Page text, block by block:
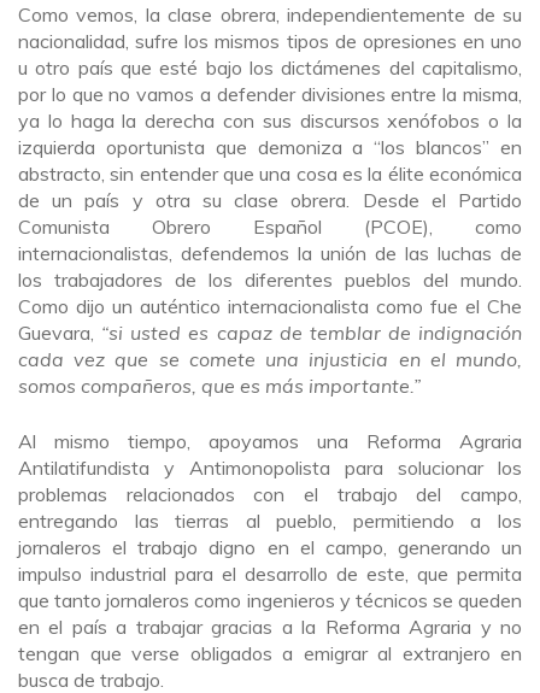
Como vemos, la clase obrera, independientemente de su
nacionalidad, sufre los mismos tipos de opresiones en uno
u otro país que esté bajo los dictámenes del capitalismo,
por lo que no vamos a defender divisiones entre la misma,
ya lo haga la derecha con sus discursos xenófobos o la
izquierda oportunista que demoniza a “los blancos” en
abstracto, sin entender que una cosa es la élite económica
de un país y otra su clase obrera. Desde el Partido
Comunista Obrero Español (PCOE), como
internacionalistas, defendemos la unión de las luchas de
los trabajadores de los diferentes pueblos del mundo.
Como dijo un auténtico internacionalista como fue el Che
Guevara, “si usted es capaz de temblar de indignación
cada vez que se comete una injusticia en el mundo,
somos compañeros, que es más importante.”
Al mismo tiempo, apoyamos una Reforma Agraria
Antilatifundista y Antimonopolista para solucionar los
problemas relacionados con el trabajo del campo,
entregando las tierras al pueblo, permitiendo a los
jornaleros el trabajo digno en el campo, generando un
impulso industrial para el desarrollo de este, que permita
que tanto jornaleros como ingenieros y técnicos se queden
en el país a trabajar gracias a la Reforma Agraria y no
tengan que verse obligados a emigrar al extranjero en
busca de trabajo.